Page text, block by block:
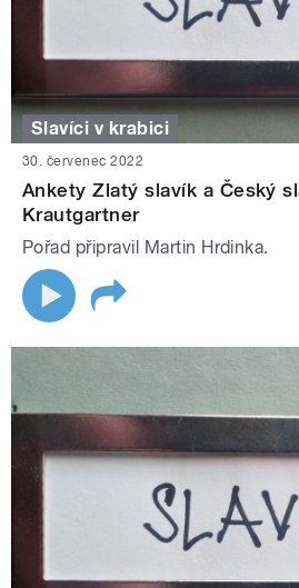
Slavíci v krabici
30. červenec 2022
Ankety Zlatý slavík a Český
Krautgartner
Pořad připravil Martin Hrdinka.